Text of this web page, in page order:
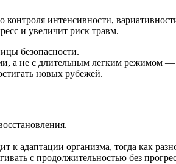
интенсивности,
и увеличит риск травм.
безопасности.
а не с длительным легким режимом —
новых рубежей.
адаптации организма, тогда как
с продолжительностью без